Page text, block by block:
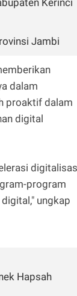
Jambi
dalam
proaktif dalam
digital
program
ungkap
Hapsah